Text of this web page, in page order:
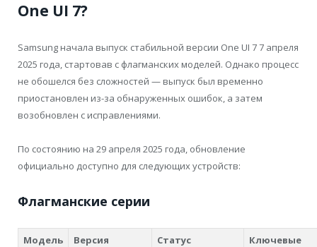
One UI 7?
Samsung начала выпуск стабильной версии One UI 7 7 апреля
2025 года, стартовав с флагманских моделей. Однако процесс
не обошелся без сложностей — выпуск был временно
приостановлен из-за обнаруженных ошибок, а затем
возобновлен с исправлениями.
По состоянию на 29 апреля 2025 года, обновление
официально доступно для следующих устройств:
Флагманские серии
Модель
Версия
Статус
Ключевые